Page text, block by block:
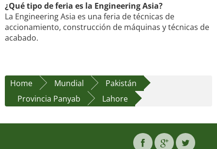
¿Qué tipo de feria es la Engineering Asia?
La Engineering Asia es una feria de técnicas de
accionamiento, construcción de máquinas y técnicas de
acabado.
Home Mundial
Pakistán
Provincia Panyab
Lahore